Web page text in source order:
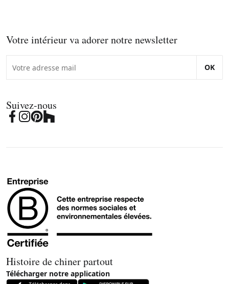
Votre intérieur va adorer notre newsletter
OK
Suivez-nous
Histoire de chiner partout
Télécharger notre application